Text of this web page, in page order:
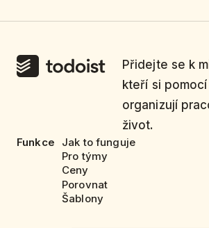
Přidejte se k
kteří si
organizují
život.
Funkce
Jak to funguje
Pro týmy
Ceny
Porovnat
Šablony